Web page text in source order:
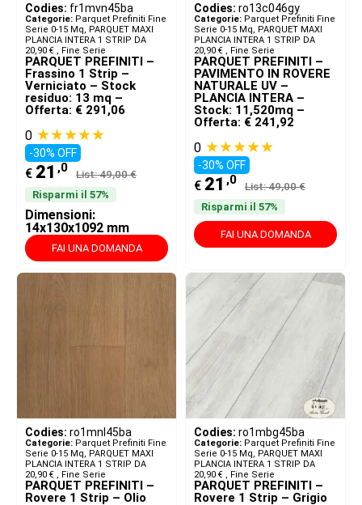
Codies: fr1mvn45ba
Categorie: Parquet Prefiniti Fine
Serie 0-15 Mq, PARQUET MAXI
PLANCIA INTERA 1 STRIP DA
20,90 € ​ , Fine Serie
PARQUET PREFINITI –
Frassino 1 Strip –
Verniciato – Stock
residuo: 13 mq –
Offerta: € 291,06
0 ★★★★★
-30% OFF
€ 21 ,0 List: 49,00 €
Risparmi il 57%
Dimensioni:
14x130x1092 mm
FAI UNA DOMANDA
Codies: ro13c046gy
Categorie: Parquet Prefiniti Fine
Serie 0-15 Mq, PARQUET MAXI
PLANCIA INTERA 1 STRIP DA
20,90 € ​ , Fine Serie
PARQUET PREFINITI –
PAVIMENTO IN ROVERE
NATURALE UV –
PLANCIA INTERA –
Stock: 11,520mq –
Offerta: € 241,92
0 ★★★★★
-30% OFF
€ 21 ,0 List: 49,00 €
Risparmi il 57%
FAI UNA DOMANDA
Codies: ro1mnl45ba
Categorie: Parquet Prefiniti Fine
Serie 0-15 Mq, PARQUET MAXI
PLANCIA INTERA 1 STRIP DA
20,90 € ​ , Fine Serie
PARQUET PREFINITI –
Rovere 1 Strip – Olio
Codies: ro1mbg45ba
Categorie: Parquet Prefiniti Fine
Serie 0-15 Mq, PARQUET MAXI
PLANCIA INTERA 1 STRIP DA
20,90 € ​ , Fine Serie
PARQUET PREFINITI –
Rovere 1 Strip – Grigio